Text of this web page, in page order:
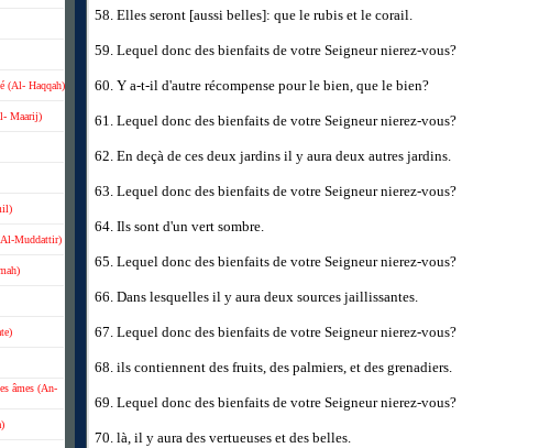
(Al- Haqqah)
Maarij)
Muddattir)
âmes (An-
58. Elles seront [aussi belles]: que le rubis et le corail.
59. Lequel donc des bienfaits de votre Seigneur nierez-vous?
60. Y a-t-il d'autre récompense pour le bien, que le bien?
61. Lequel donc des bienfaits de votre Seigneur nierez-vous?
62. En deçà de ces deux jardins il y aura deux autres jardins.
63. Lequel donc des bienfaits de votre Seigneur nierez-vous?
64. Ils sont d'un vert sombre.
65. Lequel donc des bienfaits de votre Seigneur nierez-vous?
66. Dans lesquelles il y aura deux sources jaillissantes.
67. Lequel donc des bienfaits de votre Seigneur nierez-vous?
68. ils contiennent des fruits, des palmiers, et des grenadiers.
69. Lequel donc des bienfaits de votre Seigneur nierez-vous?
70. là, il y aura des vertueuses et des belles.